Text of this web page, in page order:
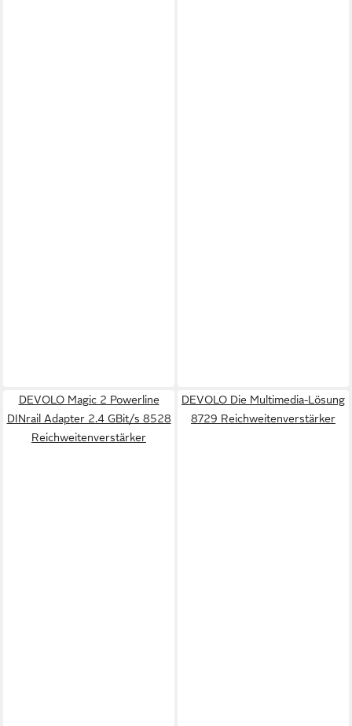
DEVOLO Magic 2 Powerline
DINrail Adapter 2.4 GBit/s 8528
Reichweitenverstärker
DEVOLO Die Multimedia-Lösung
8729 Reichweitenverstärker